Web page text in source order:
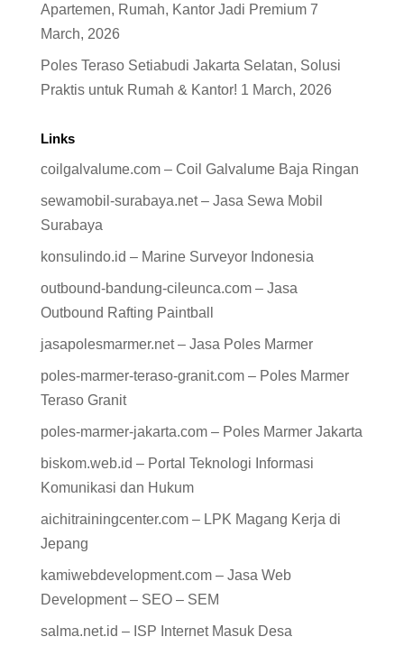
Apartemen, Rumah, Kantor Jadi Premium 7
March, 2026
Poles Teraso Setiabudi Jakarta Selatan, Solusi
Praktis untuk Rumah & Kantor! 1 March, 2026
Links
coilgalvalume.com – Coil Galvalume Baja Ringan
sewamobil-surabaya.net – Jasa Sewa Mobil
Surabaya
konsulindo.id – Marine Surveyor Indonesia
outbound-bandung-cileunca.com – Jasa
Outbound Rafting Paintball
jasapolesmarmer.net – Jasa Poles Marmer
poles-marmer-teraso-granit.com – Poles Marmer
Teraso Granit
poles-marmer-jakarta.com – Poles Marmer Jakarta
biskom.web.id – Portal Teknologi Informasi
Komunikasi dan Hukum
aichitrainingcenter.com – LPK Magang Kerja di
Jepang
kamiwebdevelopment.com – Jasa Web
Development – SEO – SEM
salma.net.id – ISP Internet Masuk Desa